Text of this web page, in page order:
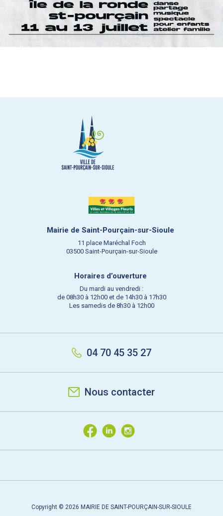
Mairie de Saint-Pourçain-sur-Sioule
11 place Maréchal Foch
03500 Saint-Pourçain-sur-Sioule
Horaires d’ouverture
Du mardi au vendredi :
de 08h30 à 12h00 et de 14h30 à 17h30
Les samedis de 8h30 à 12h00
04 70 45 35 27
Nous contacter
Copyright © 2026 MAIRIE DE SAINT-POURÇAIN-SUR-SIOULE